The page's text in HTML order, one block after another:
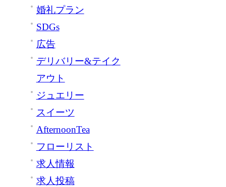
婚礼プラン
SDGs
広告
デリバリー&テイク
アウト
ジュエリー
スイーツ
AfternoonTea
フローリスト
求人情報
求人投稿